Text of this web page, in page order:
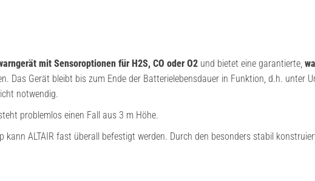
mit Sensoroptionen für H2S, CO oder O2 und bietet eine garantierte,
Das Gerät bleibt bis zum Ende der Batterielebensdauer in Funktion, d.h. unter
notwendig.
problemlos einen Fall aus 3 m Höhe.
ALTAIR fast überall befestigt werden. Durch den besonders stabil